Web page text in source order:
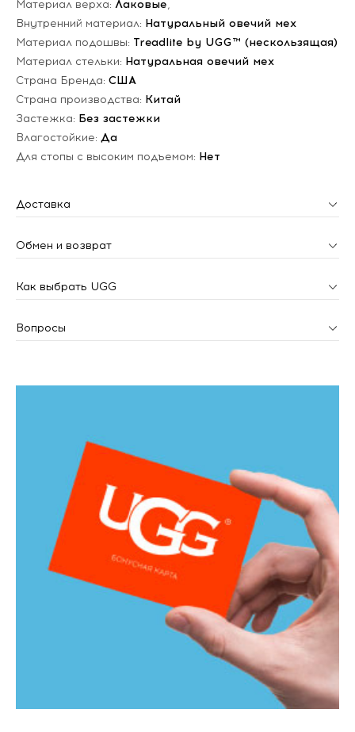
Материал верха: Лаковые,
Внутренний материал: Натуральный овечий мех
Материал подошвы: Treadlite by UGG™ (нескользящая)
Материал стельки: Натуральная овечий мех
Страна Бренда: США
Страна производства: Китай
Застежка: Без застежки
Влагостойкие: Да
Для стопы с высоким подъемом: Нет
Доставка
Обмен и возврат
Как выбрать UGG
Вопросы